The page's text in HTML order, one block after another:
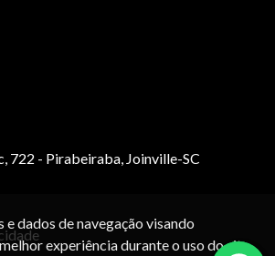
e dados de navegação visando
experiência durante o uso do site.
722 - Pirabeiraba, Joinville-SC